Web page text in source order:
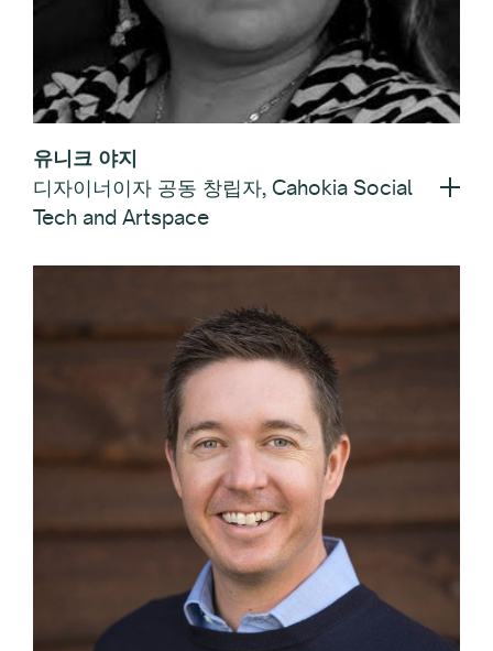
유니크 야지
디자이너이자 공동 창립자, Cahokia Social
Tech and Artspace